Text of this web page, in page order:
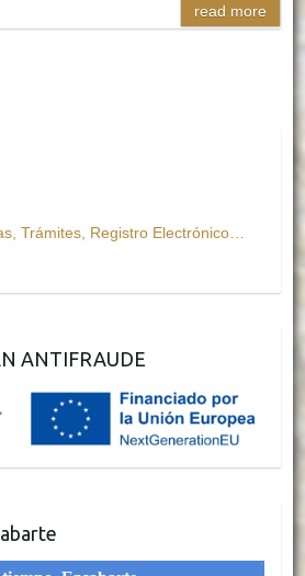
read more
Trámites, Registro Electrónico…
ANTIFRAUDE